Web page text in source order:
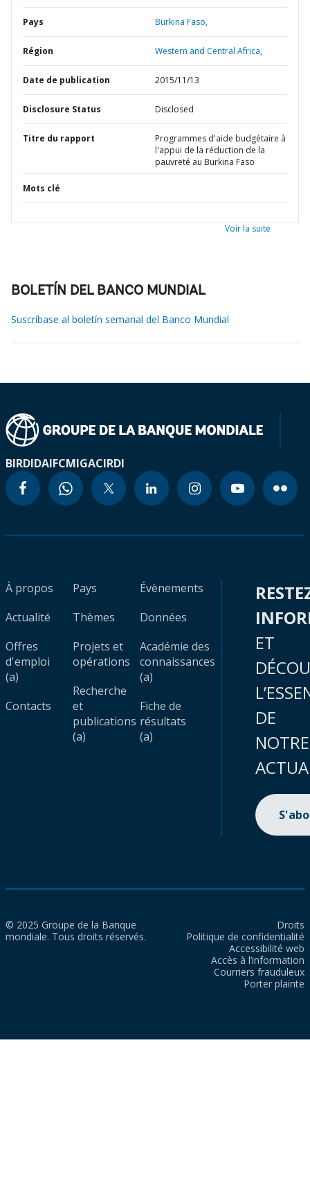
Pays Burkina Faso,
Région Western and Central Africa,
Date de publication 2015/11/13
Disclosure Status Disclosed
Titre du rapport
Programmes d'aide budgétaire à
l'appui de la réduction de la
pauvreté au Burkina Faso
Mots clé
Voir la suite
BOLETÍN DEL BANCO MUNDIAL
Suscríbase al boletín semanal del Banco Mundial
BIRDIDAIFCMIGACIRDI
À propos
Actualité
Offres
d'emploi
(a)
Contacts
Pays
Thèmes
Projets et
opérations
Recherche
et
publications
(a)
Évènements
Données
Académie des
connaissances
(a)
Fiche de
résultats
(a)
ET
DE
NOTRE
© 2025 Groupe de la Banque
mondiale. Tous droits réservés.
Droits
Politique de confidentialité
Accessibilité web
Accès à l’information
Courriers frauduleux
Porter plainte